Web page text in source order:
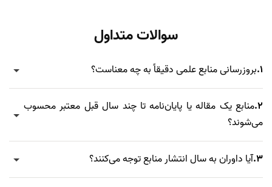
سوالات متداول
1. بروزرسانی منابع علمی دقیقاً به چه معناست؟
2.منابع یک مقاله یا پایان‌نامه تا چند سال قبل معتبر محسوب
می‌شوند؟
3.آیا داوران به سال انتشار منابع توجه می‌کنند؟